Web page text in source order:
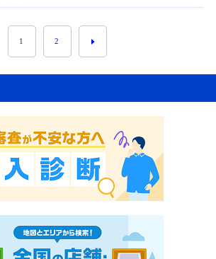
1 2